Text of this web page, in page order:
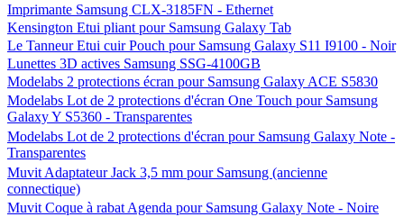
Imprimante Samsung CLX-3185FN - Ethernet
Kensington Etui pliant pour Samsung Galaxy Tab
Le Tanneur Etui cuir Pouch pour Samsung Galaxy S11 I9100 - Noir
Lunettes 3D actives Samsung SSG-4100GB
Modelabs 2 protections écran pour Samsung Galaxy ACE S5830
Modelabs Lot de 2 protections d'écran One Touch pour Samsung
Galaxy Y S5360 - Transparentes
Modelabs Lot de 2 protections d'écran pour Samsung Galaxy Note -
Transparentes
Muvit Adaptateur Jack 3,5 mm pour Samsung (ancienne
connectique)
Muvit Coque à rabat Agenda pour Samsung Galaxy Note - Noire